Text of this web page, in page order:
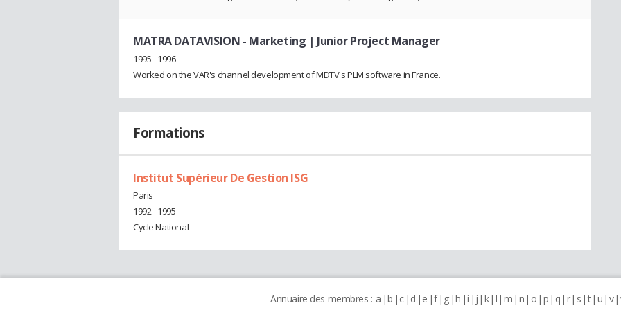
MATRA DATAVISION - Marketing | Junior Project Manager
1995 - 1996
Worked on the VAR's channel development of MDTV's PLM software in France.
Formations
Institut Supérieur De Gestion ISG
Paris
1992 - 1995
Cycle National
Annuaire des membres : a b c d e f g h i j k l m n o p q r s t u v